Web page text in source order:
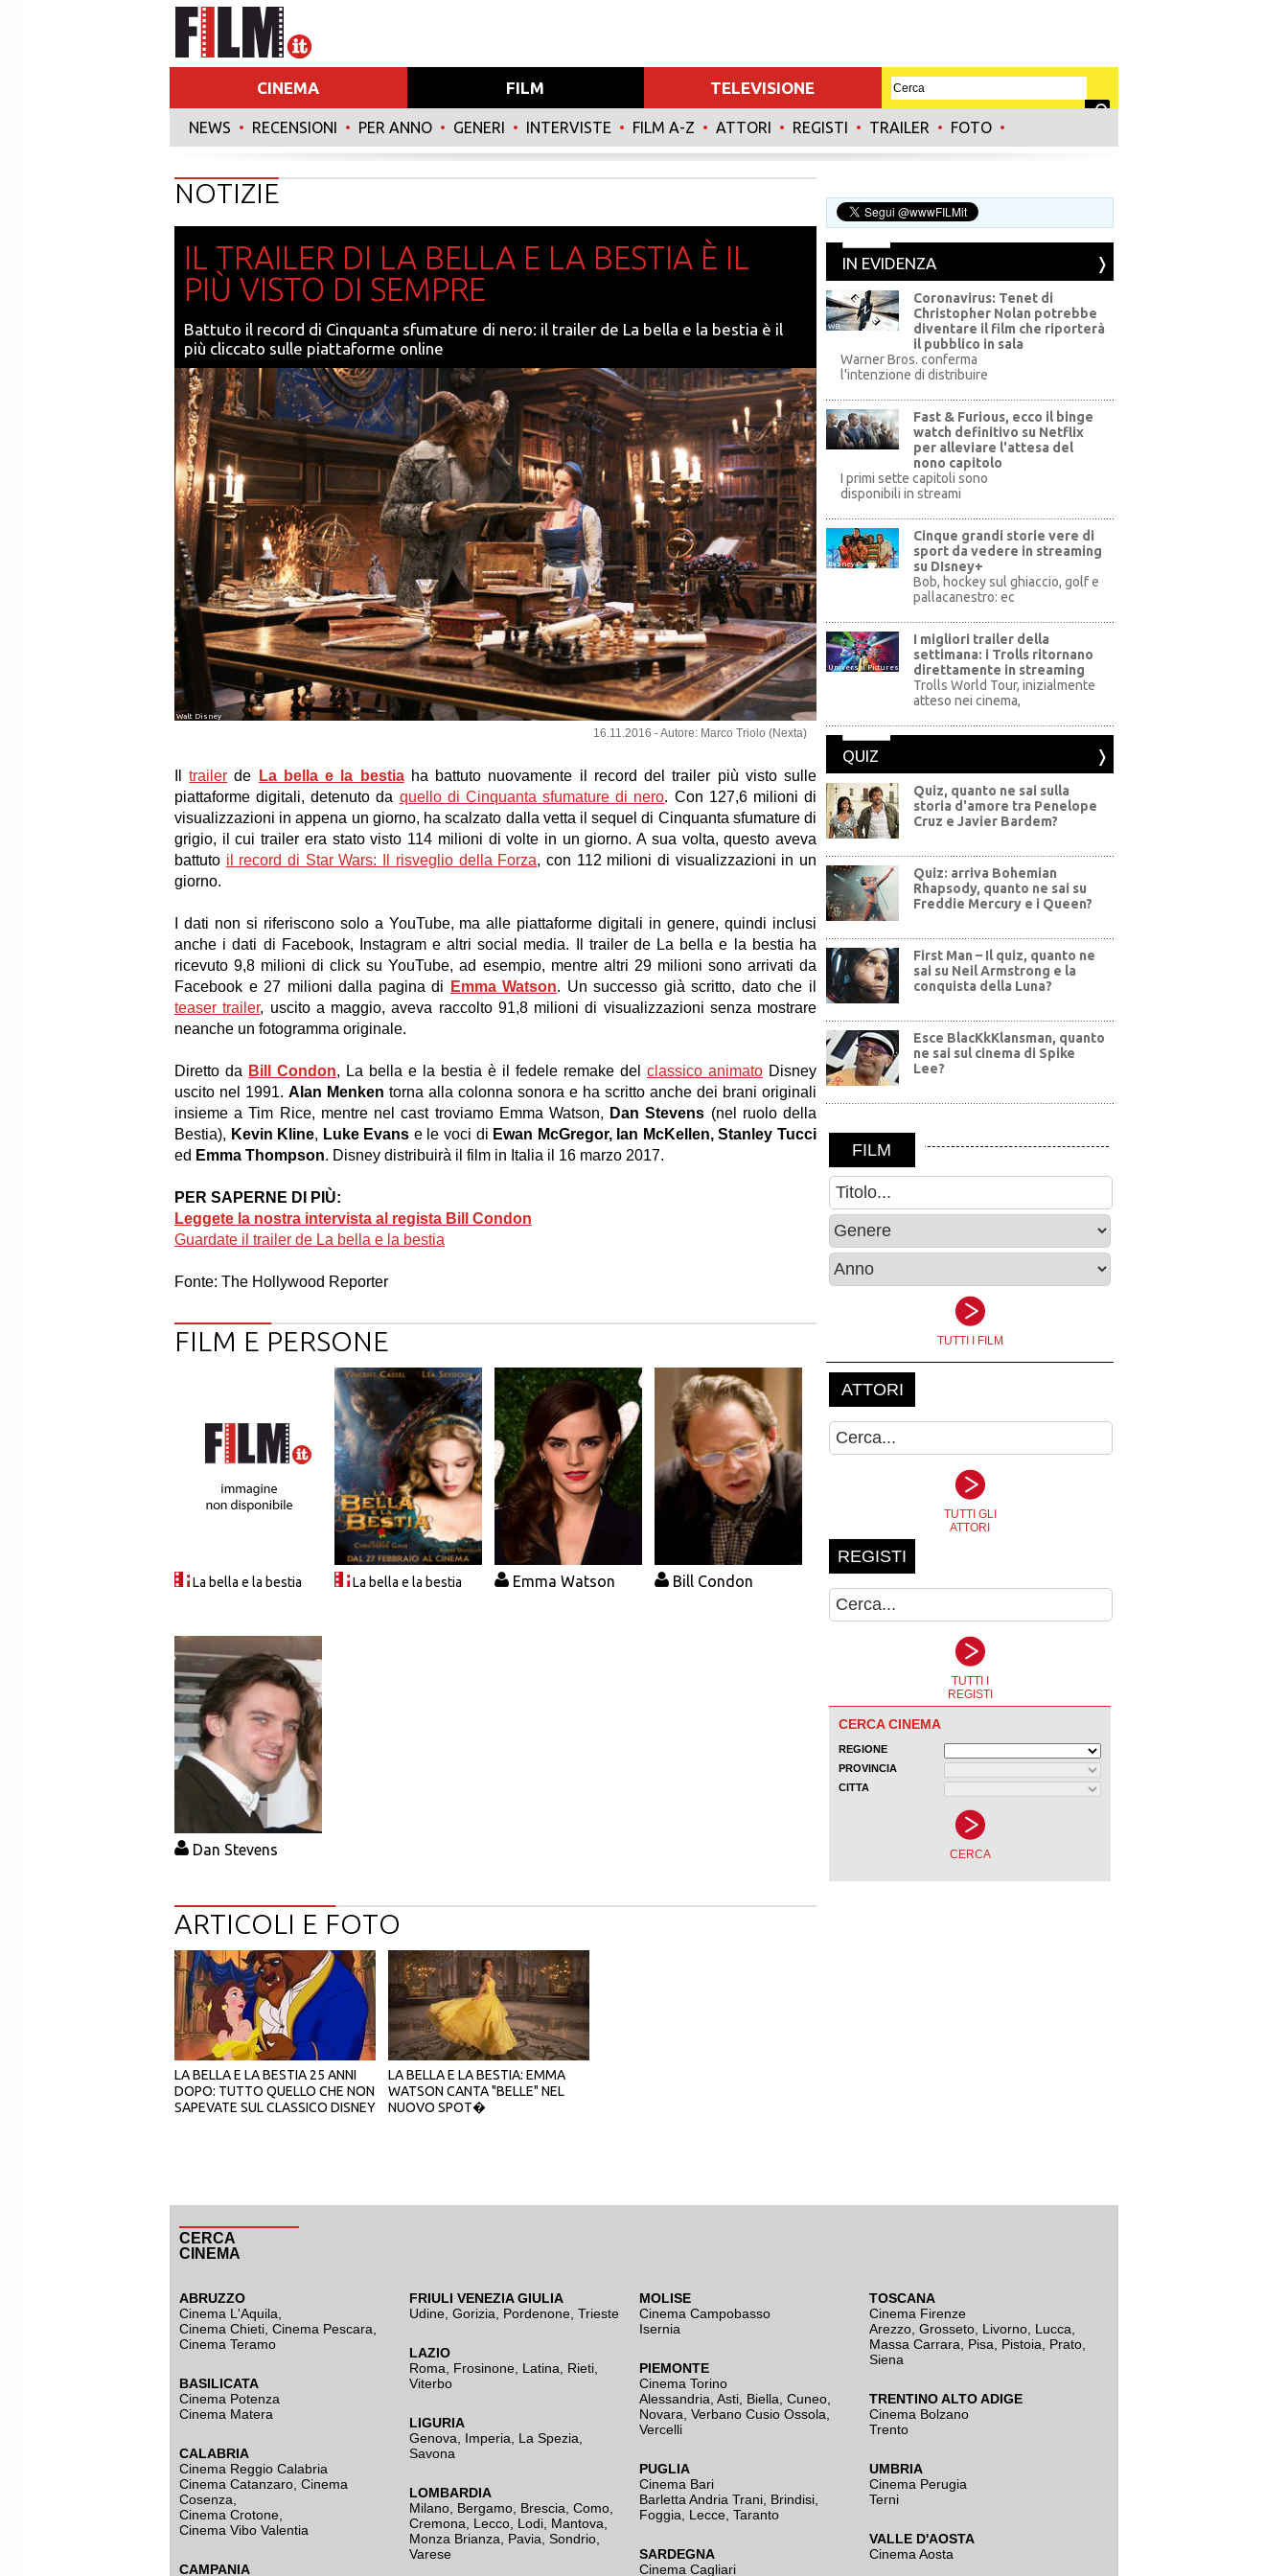
CINEMA FILM TELEVISIONE
NEWS • RECENSIONI • PER ANNO • GENERI • INTERVISTE • FILM A-Z • ATTORI • REGISTI • TRAILER • FOTO •
NOTIZIE
IL TRAILER DI LA BELLA E LA BESTIA È IL
PIÙ VISTO DI SEMPRE
Battuto il record di Cinquanta sfumature di nero: il trailer de La bella e la bestia è il
più cliccato sulle piattaforme online
Walt Disney
16.11.2016 - Autore: Marco Triolo (Nexta)
Iltrailer de La bella e la bestiaha battuto nuovamente il record del trailer più visto sulle
piattaforme digitali, detenuto da quello di Cinquanta sfumature di nero. Con 127,6 milioni di
visualizzazioni in appena un giorno, ha scalzato dalla vetta il sequel di Cinquanta sfumature di
grigio, il cui trailer era stato visto 114 milioni di volte in un giorno. A sua volta, questo aveva
battuto il record di Star Wars: Il risveglio della Forza, con 112 milioni di visualizzazioni in un
giorno.
I dati non si riferiscono solo a YouTube, ma alle piattaforme digitali in genere, quindi inclusi
anche i dati di Facebook, Instagram e altri social media. Il trailer de La bella e la bestia ha
ricevuto 9,8 milioni di click su YouTube, ad esempio, mentre altri 29 milioni sono arrivati da
Facebook e 27 milioni dalla pagina di
Emma Watson. Un successo già scritto, dato che il
teaser trailer, uscito a maggio, aveva raccolto 91,8 milioni di visualizzazioni senza mostrare
neanche un fotogramma originale.
Diretto da Bill Condon, La bella e la bestia è il fedele remake del classico animato Disney
uscito nel 1991. Alan Menken torna alla colonna sonora e ha scritto anche dei brani originali
insieme a Tim Rice, mentre nel cast troviamo Emma Watson, Dan Stevens (nel ruolo della
Bestia), Kevin Kline, Luke Evans e le voci di Ewan McGregor, Ian McKellen, Stanley Tucci
ed Emma Thompson. Disney distribuirà il film in Italia il 16 marzo 2017.
PER SAPERNE DI PIÙ:
Leggete la nostra intervista al regista Bill Condon
Guardate il trailer de La bella e la bestia
Fonte: The Hollywood Reporter
FILM E PERSONE
La bella e la bestia La bella e la bestia Emma Watson Bill Condon
Dan Stevens
ARTICOLI E FOTO
LA BELLA E LA BESTIA 25 ANNI
DOPO: TUTTO QUELLO CHE NON
SAPEVATE SUL CLASSICO DISNEY
LA BELLA E LA BESTIA: EMMA
WATSON CANTA "BELLE" NEL
NUOVO SPOT�
IN EVIDENZA
WB
Coronavirus: Tenet di
Christopher Nolan potrebbe
diventare il film che riporterà
il pubblico in sala
Warner Bros. conferma
l'intenzione di distribuire
Fast & Furious, ecco il binge
watch definitivo su Netflix
per alleviare l'attesa del
nono capitolo
I primi sette capitoli sono
disponibili in streami
Disney+
Cinque grandi storie vere di
sport da vedere in streaming
su DIsney+
Bob, hockey sul ghiaccio, golf e
pallacanestro: ec
Universal Pictures
I migliori trailer della
settimana: i Trolls ritornano
direttamente in streaming
Trolls World Tour, inizialmente
atteso nei cinema,
QUIZ
Quiz, quanto ne sai sulla
storia d'amore tra Penelope
Cruz e Javier Bardem?
Quiz: arriva Bohemian
Rhapsody, quanto ne sai su
Freddie Mercury e i Queen?
First Man – Il quiz, quanto ne
sai su Neil Armstrong e la
conquista della Luna?
Esce BlacKkKlansman, quanto
ne sai sul cinema di Spike
Lee?
CERCA
CINEMA
ABRUZZO
Cinema L'Aquila
Cinema Chieti, Cinema Pescara,
Cinema Teramo
BASILICATA
Cinema Potenza
Cinema Matera
CALABRIA
Cinema Reggio Calabria
Cinema Catanzaro Cinema
Cosenza
Cinema Crotone
Cinema Vibo Valentia
CAMPANIA
FRIULI VENEZIA GIULIA
Udine Gorizia Pordenone Trieste
LAZIO
Roma
Frosinone Latina Rieti
Viterbo
LIGURIA
Genova
Imperia La Spezia
Savona
LOMBARDIA
Milano Bergamo Brescia, Como
Cremona
Lecco Lodi Mantova
Monza Brianza
Pavia Sondrio
Varese
MOLISE
Cinema Campobasso
Isernia
PIEMONTE
Cinema Torino
Alessandria Asti Biella Cuneo
Novara Verbano Cusio Ossola
Vercelli
PUGLIA
Cinema Bari
Barletta Andria Trani Brindisi
Foggia
Lecce Taranto
SARDEGNA
Cinema Cagliari
TOSCANA
Cinema Firenze
Arezzo Grosseto Livorno Lucca
Massa Carrara
Pisa Pistoia Prato
Siena
TRENTINO ALTO ADIGE
Cinema Bolzano
Trento
UMBRIA
Cinema Perugia
Terni
VALLE D'AOSTA
Cinema Aosta